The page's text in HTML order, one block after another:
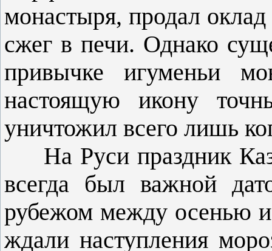
монастыря, продал
сжег в печи. Однако
привычке игу­меньи
настоящую икону
уничтожил все­го лишь
На Руси праздник
всегда был важной
рубежом между осенью
ждали наступления